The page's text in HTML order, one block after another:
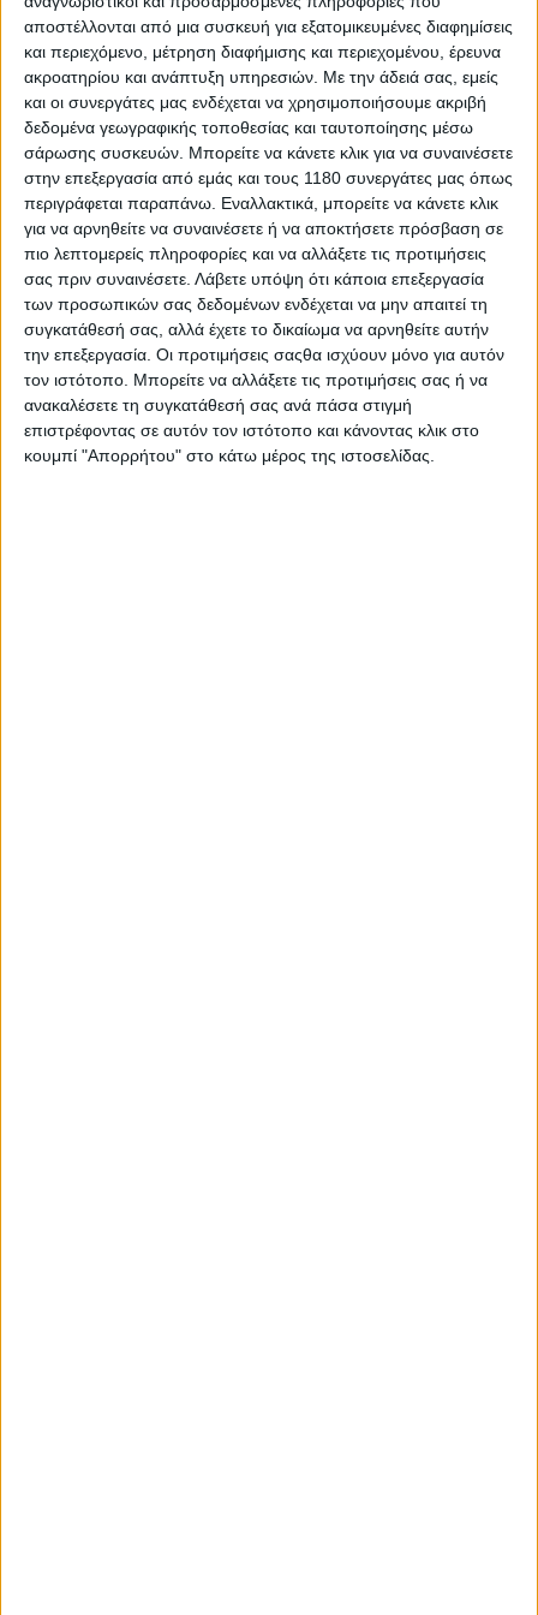
αποστέλλονται από μια συσκευή για εξατομικευμένες διαφημίσεις
και περιεχόμενο, μέτρηση διαφήμισης και περιεχομένου, έρευνα
ακροατηρίου και ανάπτυξη υπηρεσιών. Με την άδειά σας, εμείς
και οι συνεργάτες μας ενδέχεται να χρησιμοποιήσουμε ακριβή
δεδομένα γεωγραφικής τοποθεσίας και ταυτοποίησης μέσω
σάρωσης συσκευών. Μπορείτε να κάνετε κλικ για να συναινέσετε
στην επεξεργασία από εμάς και τους 1180 συνεργάτες μας όπως
περιγράφεται παραπάνω. Εναλλακτικά, μπορείτε να κάνετε κλικ
για να αρνηθείτε να συναινέσετε ή να αποκτήσετε πρόσβαση σε
πιο λεπτομερείς πληροφορίες και να αλλάξετε τις προτιμήσεις
σας πριν συναινέσετε. Λάβετε υπόψη ότι κάποια επεξεργασία
των προσωπικών σας δεδομένων ενδέχεται να μην απαιτεί τη
συγκατάθεσή σας, αλλά έχετε το δικαίωμα να αρνηθείτε αυτήν
την επεξεργασία. Οι προτιμήσεις σαςθα ισχύουν μόνο για αυτόν
τον ιστότοπο. Μπορείτε να αλλάξετε τις προτιμήσεις σας ή να
ανακαλέσετε τη συγκατάθεσή σας ανά πάσα στιγμή
επιστρέφοντας σε αυτόν τον ιστότοπο και κάνοντας κλικ στο
κουμπί "Απορρήτου" στο κάτω μέρος της ιστοσελίδας.
Στο τεύχος που κυκλοφορεί διαβάζετε αναλυτικότατα για τις
μοτοσυκλέτες που παρουσιάστηκαν στην Inter...
Επικαιρότητα 21/10/2014
MV Agusta Brutale 8000RR & Brutale Dragster 800R
Πριν λίγο καιρό, είχαμε δημοσιεύσει το πρώτο video teaser